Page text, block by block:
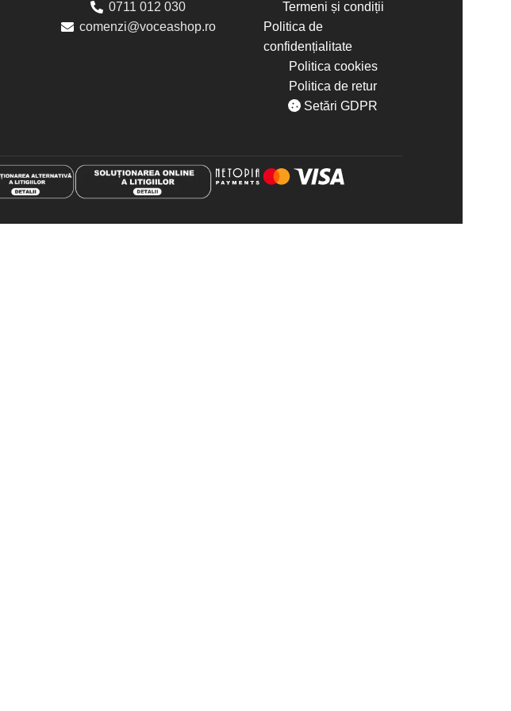
0711 012 030
comenzi@voceashop.ro
Termeni și condiții
Politica de
confidențialitate
Politica cookies
Politica de retur
Setări GDPR